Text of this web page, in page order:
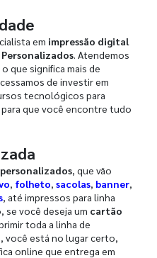
em impressão digital
. Atendemos
que significa mais de
de investir em
tecnológicos para
que você encontre tudo
, que vão
, folheto, sacolas, banner,
, até impressos para linha
se você deseja um cartão
toda a linha de
você está no lugar certo,
online que entrega em